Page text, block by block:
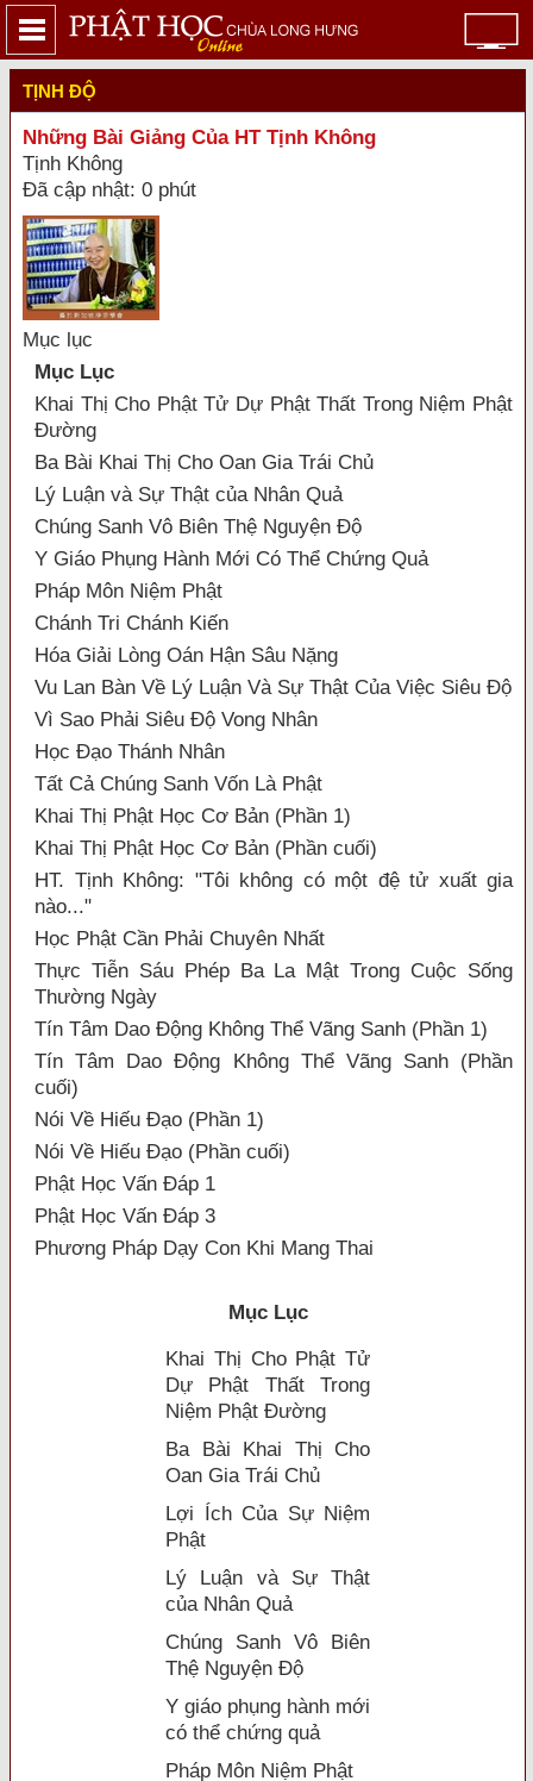
TỊNH ĐỘ
Những Bài Giảng Của HT Tịnh Không
Tịnh Không
Đã cập nhật: 0 phút
Mục lục
Mục Lục
Khai Thị Cho Phật Tử Dự Phật Thất Trong Niệm Phật
Ðường
Ba Bài Khai Thị Cho Oan Gia Trái Chủ
Lý Luận và Sự Thật của Nhân Quả
Chúng Sanh Vô Biên Thệ Nguyện Độ
Y Giáo Phụng Hành Mới Có Thể Chứng Quả
Pháp Môn Niệm Phật
Chánh Tri Chánh Kiến
Hóa Giải Lòng Oán Hận Sâu Nặng
Vu Lan Bàn Về Lý Luận Và Sự Thật Của Việc Siêu Độ
Vì Sao Phải Siêu Độ Vong Nhân
Học Đạo Thánh Nhân
Tất Cả Chúng Sanh Vốn Là Phật
Khai Thị Phật Học Cơ Bản (Phần 1)
Khai Thị Phật Học Cơ Bản (Phần cuối)
HT. Tịnh Không: "Tôi không có một đệ tử xuất gia
nào..."
Học Phật Cần Phải Chuyên Nhất
Thực Tiễn Sáu Phép Ba La Mật Trong Cuộc Sống
Thường Ngày
Tín Tâm Dao Động Không Thể Vãng Sanh (Phần 1)
Tín Tâm Dao Động Không Thể Vãng Sanh (Phần
cuối)
Nói Về Hiếu Đạo (Phần 1)
Nói Về Hiếu Đạo (Phần cuối)
Phật Học Vấn Đáp 1
Phật Học Vấn Đáp 3
Phương Pháp Dạy Con Khi Mang Thai
Mục Lục
Khai Thị Cho Phật Tử
Dự Phật Thất Trong
Niệm Phật Ðường
Ba Bài Khai Thị Cho
Oan Gia Trái Chủ
Lợi Ích Của Sự Niệm
Phật
Lý Luận và Sự Thật
của Nhân Quả
Chúng Sanh Vô Biên
Thệ Nguyện Độ
Y giáo phụng hành mới
có thể chứng quả
Pháp Môn Niệm Phật